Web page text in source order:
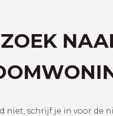
niet, schrijf je in voor de